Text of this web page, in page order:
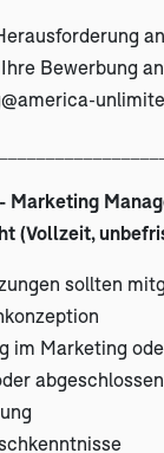
Bewerbung
- Marketing
(Vollzeit,
sollten
im Marketing